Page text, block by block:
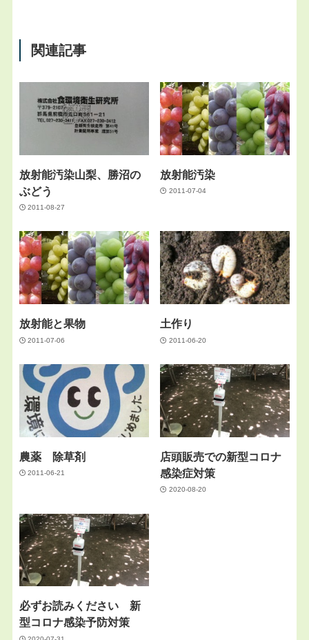
関連記事
放射能汚染山梨、勝沼の
ぶどう
2011-08-27
放射能汚染
2011-07-04
放射能と果物
2011-07-06
土作り
2011-06-20
農薬 除草剤
2011-06-21
店頭販売での新型コロナ
感染症対策
2020-08-20
必ずお読みください 新
型コロナ感染予防対策